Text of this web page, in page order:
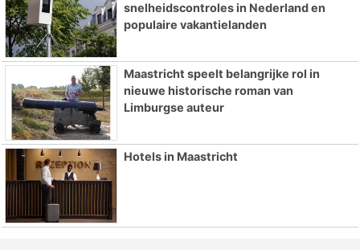
snelheidscontroles in Nederland en
populaire vakantielanden
Maastricht speelt belangrijke rol in
nieuwe historische roman van
Limburgse auteur
Hotels in Maastricht